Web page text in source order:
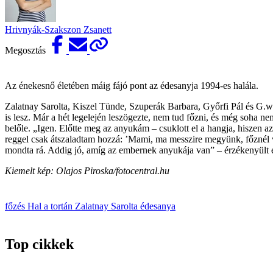
Hrivnyák-Szakszon Zsanett
Megosztás
Az énekesnő életében máig fájó pont az édesanyja 1994-es halála.
Zalatnay Sarolta, Kiszel Tünde, Szuperák Barbara, Győrfi Pál és
is lesz. Már a hét legelején leszögezte, nem tud főzni, és még soha
belőle. „Igen. Előtte meg az anyukám – csuklott el a hangja, hiszen
reggel csak átszaladtam hozzá: ’Mami, ma messzire megyünk,
mondta rá. Addig jó, amíg az embernek anyukája van” –
Kiemelt kép: Olajos Piroska/fotocentral.hu
főzés Hal a tortán Zalatnay Sarolta édesanya
Top cikkek